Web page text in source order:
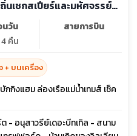
Village - หอนาฬิกาบิกเบน -
สเตอร์ - ล่องเรือแม่น้ำเทมส์ -
ระราชวังบักกิงแฮม - พิพิธภัณฑ์
ส์
ก.ย. 69 - ก.ย. 69